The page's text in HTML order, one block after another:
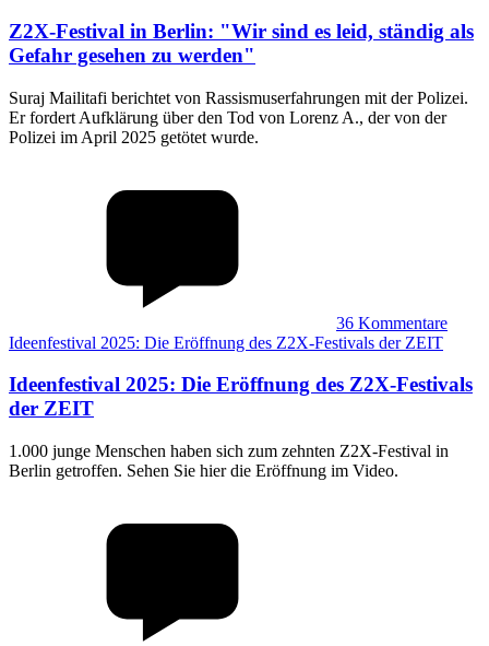
Z2X-Festival in Berlin: "Wir sind es leid, ständig als
Gefahr gesehen zu werden"
Suraj Mailitafi berichtet von Rassismuserfahrungen mit der Polizei.
Er fordert Aufklärung über den Tod von Lorenz A., der von der
Polizei im April 2025 getötet wurde.
36 Kommentare
Ideenfestival 2025: Die Eröffnung des Z2X-Festivals der ZEIT
Ideenfestival 2025: Die Eröffnung des Z2X-Festivals
der ZEIT
1.000 junge Menschen haben sich zum zehnten Z2X-Festival in
Berlin getroffen. Sehen Sie hier die Eröffnung im Video.